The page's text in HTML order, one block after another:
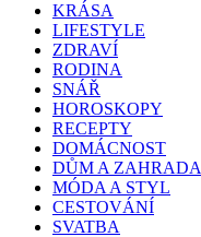
KRÁSA
LIFESTYLE
ZDRAVÍ
RODINA
SNÁŘ
HOROSKOPY
RECEPTY
DOMÁCNOST
DŮM A ZAHRADA
MÓDA A STYL
CESTOVÁNÍ
SVATBA